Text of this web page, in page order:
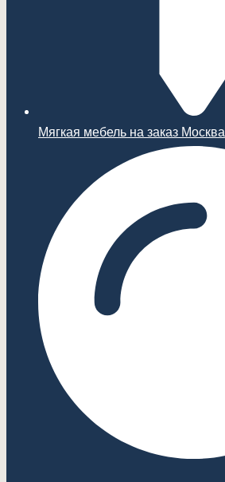
Мягкая мебель на заказ Москва